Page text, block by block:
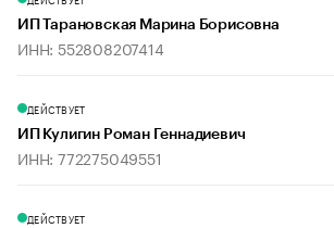
ИП Тарановская Марина Борисовна
ИНН: 552808207414
ДЕЙСТВУЕТ
ИП Кулигин Роман Геннадиевич
ИНН: 772275049551
ДЕЙСТВУЕТ